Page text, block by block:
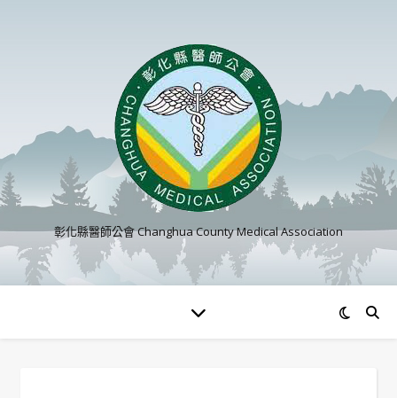
彰化縣醫師公會 Changhua County Medical Association